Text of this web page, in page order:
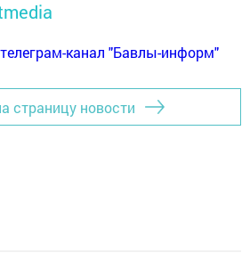
телеграм-канал "Бавлы-информ"
страницу новости